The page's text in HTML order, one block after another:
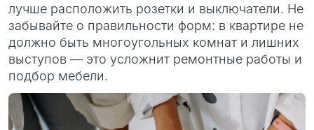
лучше расположить розетки и выключатели. Не
забывайте о правильности форм: в квартире не
должно быть многоугольных комнат и лишних
выступов — это усложнит ремонтные работы и
подбор мебели.